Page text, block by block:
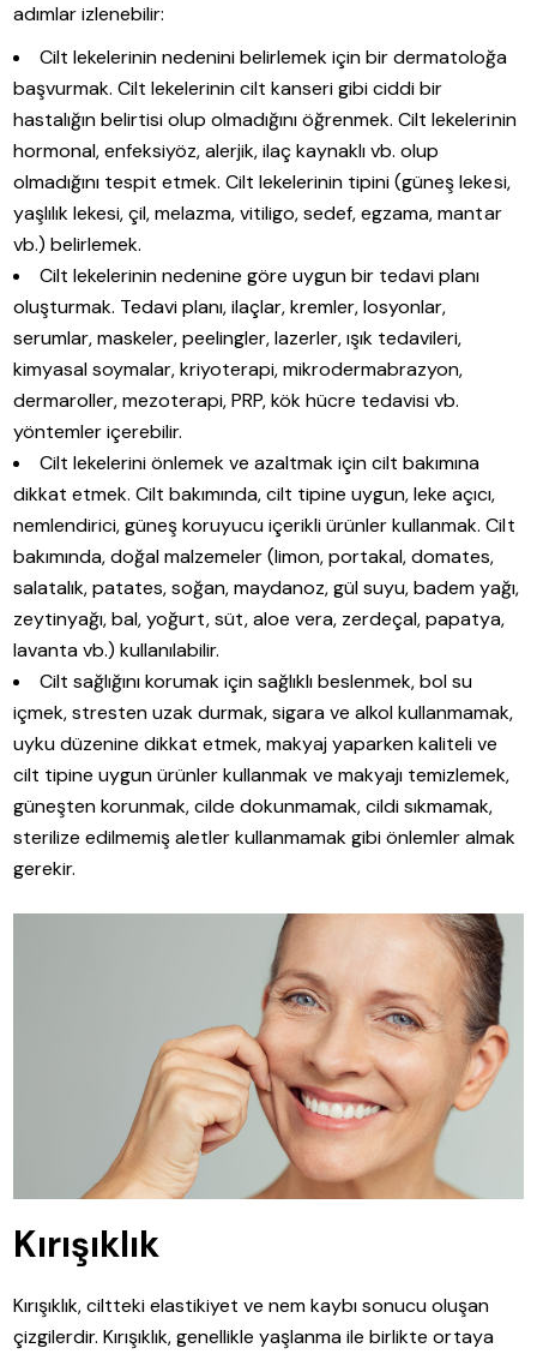
adımlar izlenebilir:
Cilt lekelerinin nedenini belirlemek için bir dermatoloğa
başvurmak. Cilt lekelerinin cilt kanseri gibi ciddi bir
hastalığın belirtisi olup olmadığını öğrenmek. Cilt lekelerinin
hormonal, enfeksiyöz, alerjik, ilaç kaynaklı vb. olup
olmadığını tespit etmek. Cilt lekelerinin tipini (güneş lekesi,
yaşlılık lekesi, çil, melazma, vitiligo, sedef, egzama, mantar
vb.) belirlemek.
Cilt lekelerinin nedenine göre uygun bir tedavi planı
oluşturmak. Tedavi planı, ilaçlar, kremler, losyonlar,
serumlar, maskeler, peelingler, lazerler, ışık tedavileri,
kimyasal soymalar, kriyoterapi, mikrodermabrazyon,
dermaroller, mezoterapi, PRP, kök hücre tedavisi vb.
yöntemler içerebilir.
Cilt lekelerini önlemek ve azaltmak için cilt bakımına
dikkat etmek. Cilt bakımında, cilt tipine uygun, leke açıcı,
nemlendirici, güneş koruyucu içerikli ürünler kullanmak. Cilt
bakımında, doğal malzemeler (limon, portakal, domates,
salatalık, patates, soğan, maydanoz, gül suyu, badem yağı,
zeytinyağı, bal, yoğurt, süt, aloe vera, zerdeçal, papatya,
lavanta vb.) kullanılabilir.
Cilt sağlığını korumak için sağlıklı beslenmek, bol su
içmek, stresten uzak durmak, sigara ve alkol kullanmamak,
uyku düzenine dikkat etmek, makyaj yaparken kaliteli ve
cilt tipine uygun ürünler kullanmak ve makyajı temizlemek,
güneşten korunmak, cilde dokunmamak, cildi sıkmamak,
sterilize edilmemiş aletler kullanmamak gibi önlemler almak
gerekir.
Kırışıklık
Kırışıklık, ciltteki elastikiyet ve nem kaybı sonucu oluşan
çizgilerdir. Kırışıklık, genellikle yaşlanma ile birlikte ortaya